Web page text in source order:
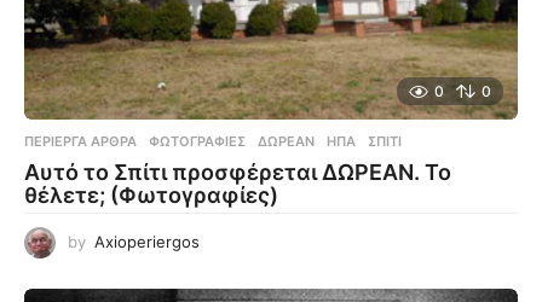
0 0
ΠΕΡΊΕΡΓΑ ΆΡΘΡΑ ,ΦΩΤΟΓΡΑΦΊΕΣ ΔΩΡΕΆΝ ,ΗΠΑ ,ΣΠΊΤΙ
Αυτό το Σπίτι προσφέρεται ΔΩΡΕΑΝ. Το
θέλετε; (Φωτογραφίες)
by Axioperiergos